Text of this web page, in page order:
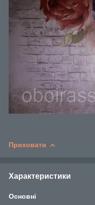
Приховати
Характеристики
Основні